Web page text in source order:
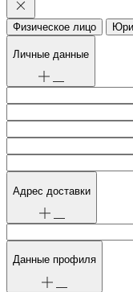
Физическое лицо
Личные данные
Адрес доставки
Данные профиля